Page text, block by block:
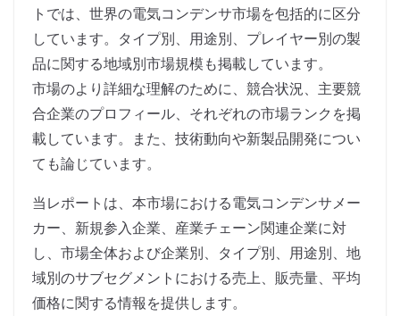
トでは、世界の電気コンデンサ市場を包括的に区分
しています。タイプ別、用途別、プレイヤー別の製
品に関する地域別市場規模も掲載しています。
市場のより詳細な理解のために、競合状況、主要競
合企業のプロフィール、それぞれの市場ランクを掲
載しています。また、技術動向や新製品開発につい
ても論じています。
当レポートは、本市場における電気コンデンサメー
カー、新規参入企業、産業チェーン関連企業に対
し、市場全体および企業別、タイプ別、用途別、地
域別のサブセグメントにおける売上、販売量、平均
価格に関する情報を提供します。